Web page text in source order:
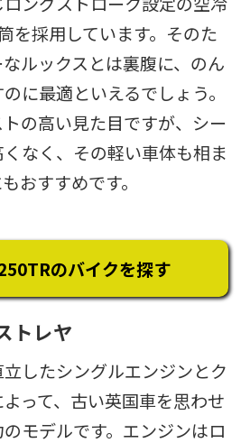
を採用しています。そのた
ルックスとは裏腹に、のん
に最適といえるでしょう。
の高い見た目ですが、シー
なく、その軽い車体も相ま
おすすめです。
のバイクを探す
トレヤ
したシングルエンジンとク
って、古い英国車を思わせ
モデルです。エンジンはロ